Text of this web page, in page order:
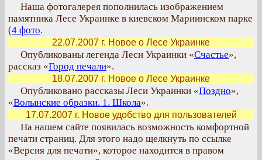
Наша фотогалерея пополнилась изображением
памятника Лесе Украинке в киевском Мариинском парке
(4 фото.
22.07.2007 г. Новое о Лесе Украинке
Опубликованы легенда Леси Украинки «Счастье»,
рассказ «Город печали».
18.07.2007 г. Новое о Лесе Украинке
Опубликовано рассказы Леси Украинки «Поздно»,
«Волынские образки. 1. Школа».
17.07.2007 г. Новое удобство для пользователей
На нашем сайте появилась возможность комфортной
печати страниц. Для этого надо щелкнуть по ссылке
«Версия для печати», которое находится в правом